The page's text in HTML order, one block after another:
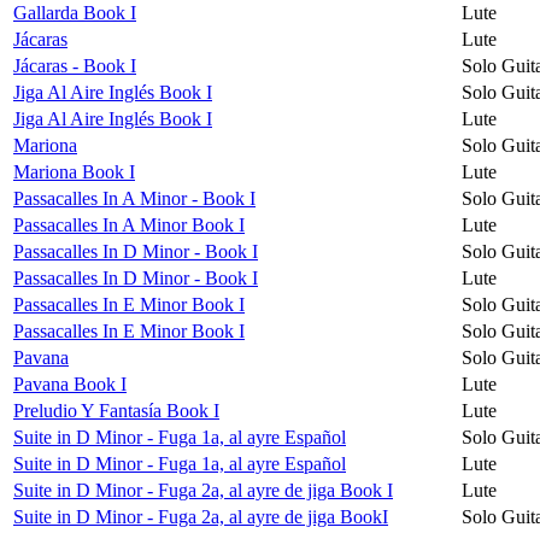
Gallarda Book I
Lute
Jácaras
Lute
Jácaras - Book I
Solo
Jiga Al Aire Inglés Book I
Solo
Jiga Al Aire Inglés Book I
Lute
Mariona
Solo
Mariona Book I
Lute
Passacalles In A Minor - Book I
Solo
Passacalles In A Minor Book I
Lute
Passacalles In D Minor - Book I
Solo
Passacalles In D Minor - Book I
Lute
Passacalles In E Minor Book I
Solo
Passacalles In E Minor Book I
Solo
Pavana
Solo
Pavana Book I
Lute
Preludio Y Fantasía Book I
Lute
Suite in D Minor - Fuga 1a, al ayre Español
Solo
Suite in D Minor - Fuga 1a, al ayre Español
Lute
Suite in D Minor - Fuga 2a, al ayre de jiga Book I
Lute
Suite in D Minor - Fuga 2a, al ayre de jiga BookI
Solo